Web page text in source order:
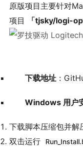
原版项目主要针对
项目
「tjsky/logi-
下载地址 ：
Windows 用户
下载脚本压缩包并解
双击运行